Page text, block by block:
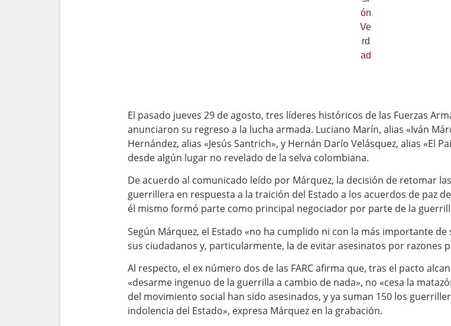
El pasado jueves 29 de agosto, tres líderes históricos de las Fuerzas
anunciaron su regreso a la lucha armada. Luciano Marín, alias «Iván
Hernández, alias «Jesús Santrich», y Hernán Darío Velásquez, alias «El
desde algún lugar no revelado de la selva colombiana.
De acuerdo al comunicado leído por Márquez, la decisión de retomar
guerrillera en respuesta a la traición del Estado a los acuerdos de paz
él mismo formó parte como principal negociador por parte de la
Según Márquez, el Estado «no ha cumplido ni con la más importante
sus ciudadanos y, particularmente, la de evitar asesinatos por razones
Al respecto, el ex número dos de las FARC afirma que, tras el pacto
«desarme ingenuo de la guerrilla a cambio de nada», no «cesa la
del movimiento social han sido asesinados, y ya suman 150 los
indolencia del Estado», expresa Márquez en la grabación.